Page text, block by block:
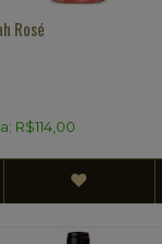
Rosé
R$114,00